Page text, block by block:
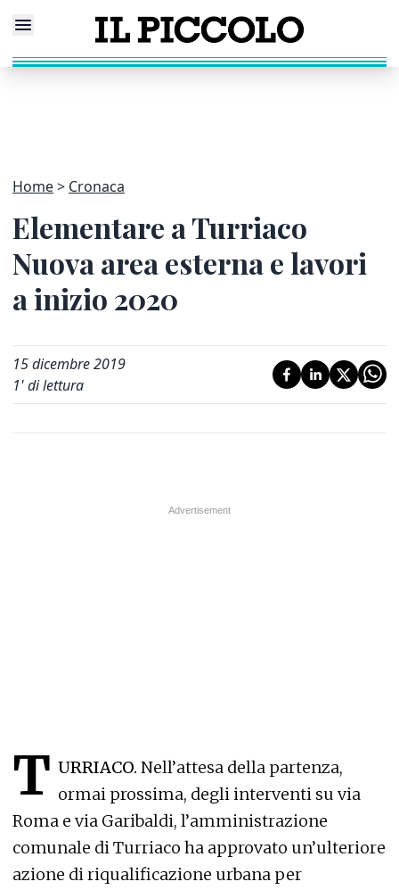
Home Cronaca
Elementare a Turriaco
Nuova area esterna e lavori
a inizio 2020
15 dicembre 2019
1' di lettura
T URRIACO. Nell’attesa della partenza,
ormai prossima, degli interventi su via
Roma e via Garibaldi, l’amministrazione
comunale di Turriaco ha approvato un’ulteriore
azione di riqualificazione urbana per